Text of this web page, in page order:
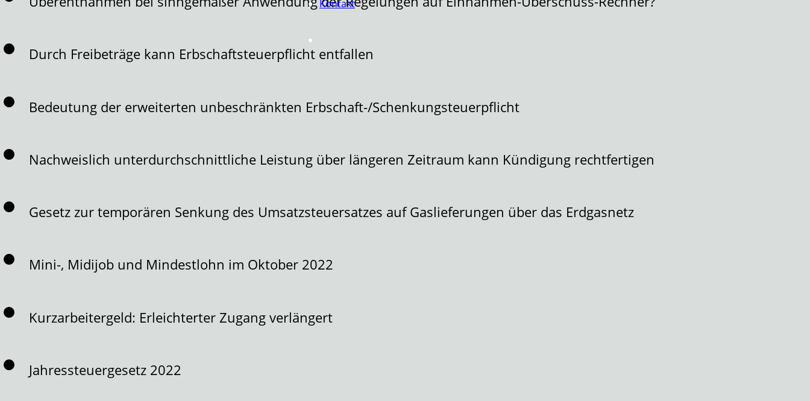
Kontakt
Durch Freibeträge kann Erbschaftsteuerpflicht entfallen
Bedeutung der erweiterten unbeschränkten Erbschaft-/Schenkungsteuerpflicht
Nachweislich unterdurchschnittliche Leistung über längeren Zeitraum kann Kündigung rechtfertigen
Gesetz zur temporären Senkung des Umsatzsteuersatzes auf Gaslieferungen über das Erdgasnetz
Mini-, Midijob und Mindestlohn im Oktober 2022
Kurzarbeitergeld: Erleichterter Zugang verlängert
Jahressteuergesetz 2022